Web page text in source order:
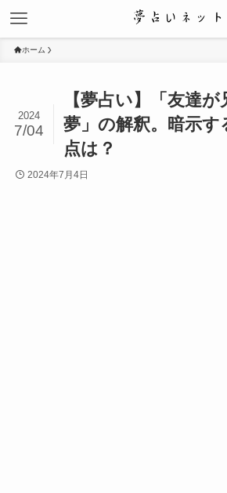
ホーム
【夢占い】「友達
夢」の解釈。暗示す
点は？
2024
7/04
2024年7月4日